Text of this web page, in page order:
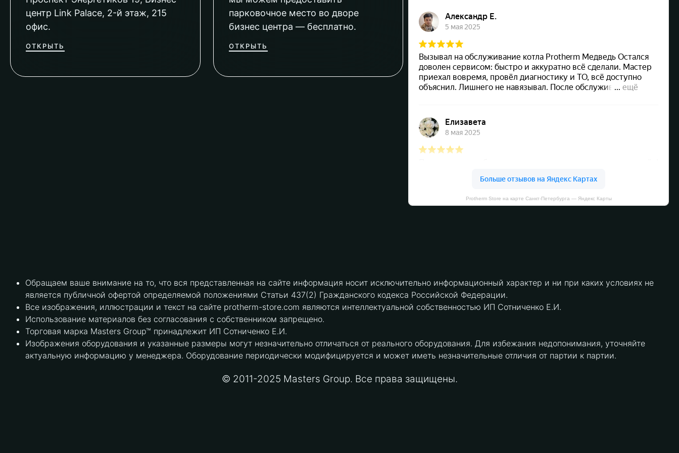
центр Link Palace, 2-й этаж, 215
офис.
ОТКРЫТЬ
парковочное место во дворе
бизнес центра — бесплатно.
ОТКРЫТЬ
Protherm Store на карте Санкт‑Петербурга — Яндекс Карты
Обращаем ваше внимание на то, что вся представленная на сайте информация носит исключительно информационный характер и ни при каких условиях не
является публичной офертой определяемой положениями Статьи 437(2) Гражданского кодекса Российской Федерации.
Все изображения, иллюстрации и текст на сайте protherm-store.com являются интеллектуальной собственностью ИП Сотниченко Е.И.
Использование материалов без согласования с собственником запрещено.
Торговая марка Masters Group™ принадлежит ИП Сотниченко Е.И.
Изображения оборудования и указанные размеры могут незначительно отличаться от реального оборудования. Для избежания недопонимания, уточняйте
актуальную информацию у менеджера. Оборудование периодически модифицируется и может иметь незначительные отличия от партии к партии.
© 2011-2025 Masters Group. Все права защищены.